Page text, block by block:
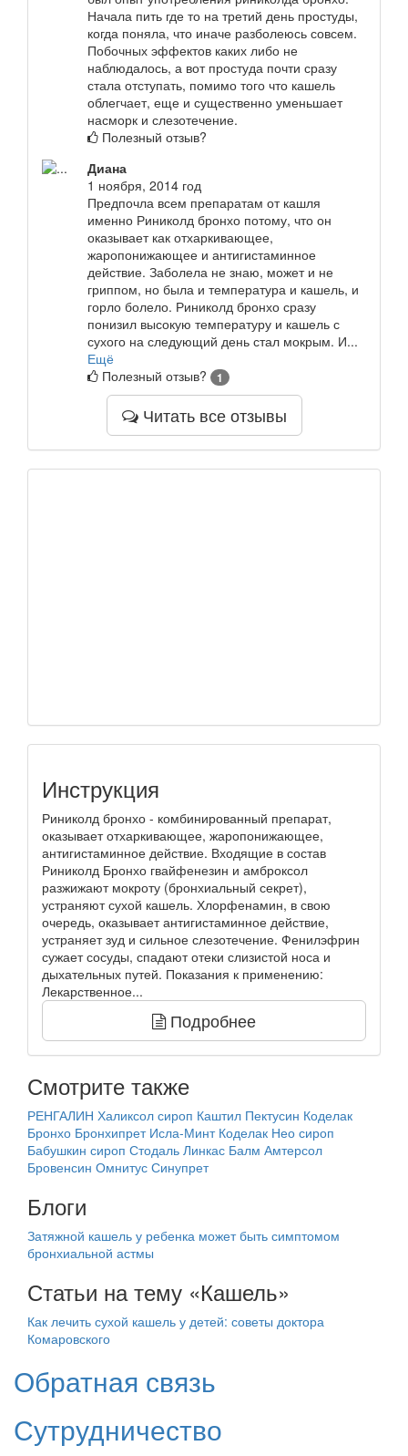
Начала пить где то на третий день простуды,
когда поняла, что иначе разболеюсь совсем.
Побочных эффектов каких либо не
наблюдалось, а вот простуда почти сразу
стала отступать, помимо того что кашель
облегчает, еще и существенно уменьшает
насморк и слезотечение.
Полезный отзыв?
Диана
1 ноября, 2014 год
Предпочла всем препаратам от кашля
именно Риниколд бронхо потому, что он
оказывает как отхаркивающее,
жаропонижающее и антигистаминное
действие. Заболела не знаю, может и не
гриппом, но была и температура и кашель, и
горло болело. Риниколд бронхо сразу
понизил высокую температуру и кашель с
сухого на следующий день стал мокрым. И...
Ещё
Полезный отзыв?
1
Читать все отзывы
Инструкция
Риниколд бронхо - комбинированный препарат,
оказывает отхаркивающее, жаропонижающее,
антигистаминное действие. Входящие в состав
Риниколд Бронхо гвайфенезин и амброксол
разжижают мокроту (бронхиальный секрет),
устраняют сухой кашель. Хлорфенамин, в свою
очередь, оказывает антигистаминное действие,
устраняет зуд и сильное слезотечение. Фенилэфрин
сужает сосуды, спадают отеки слизистой носа и
дыхательных путей. Показания к применению:
Лекарственное...
Подробнее
Смотрите также
РЕНГАЛИН Халиксол сироп Каштил Пектусин Коделак
Бронхо Бронхипрет Исла-Минт Коделак Нео сироп
Бабушкин сироп Стодаль Линкас Балм Амтерсол
Бровенсин Омнитус Синупрет
Блоги
Затяжной кашель у ребенка может быть симптомом
бронхиальной астмы
Статьи на тему «Кашель»
Как лечить сухой кашель у детей: советы доктора
Комаровского
Обратная связь
Сутрудничество